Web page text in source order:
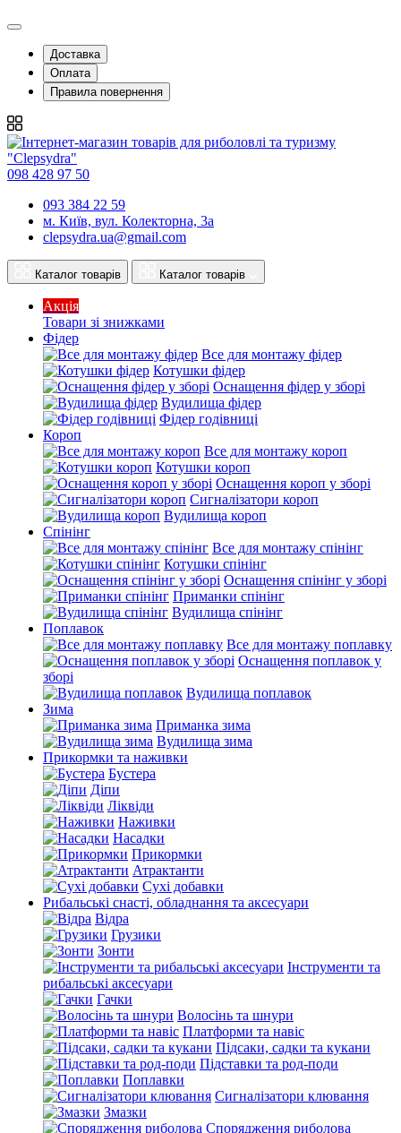
Доставка
Оплата
Правила повернення
098 428 97 50
093 384 22 59
м. Київ, вул. Колекторна, 3а
clepsydra.ua@gmail.com
Каталог товарів Каталог товарів
Акція
Товари зі знижками
Фідер
Все для монтажу фідер
Котушки фідер
Оснащення фідер у зборі
Вудилища фідер
Фідер годівниці
Короп
Все для монтажу короп
Котушки короп
Оснащення короп у зборі
Сигналізатори короп
Вудилища короп
Спінінг
Все для монтажу спінінг
Котушки спінінг
Оснащення спінінг у зборі
Приманки спінінг
Вудилища спінінг
Поплавок
Все для монтажу поплавку
Оснащення поплавок у
зборі
Вудилища поплавок
Зима
Приманка зима
Вудилища зима
Прикормки та наживки
Бустера
Діпи
Ліквіди
Наживки
Насадки
Прикормки
Атрактанти
Сухі добавки
Рибальські снасті, обладнання та аксесуари
Відра
Грузики
Зонти
Інструменти та
рибальські аксесуари
Гачки
Волосінь та шнури
Платформи та навіс
Підсаки, садки та кукани
Підставки та род-поди
Поплавки
Сигналізатори клювання
Змазки
Спорядження риболова